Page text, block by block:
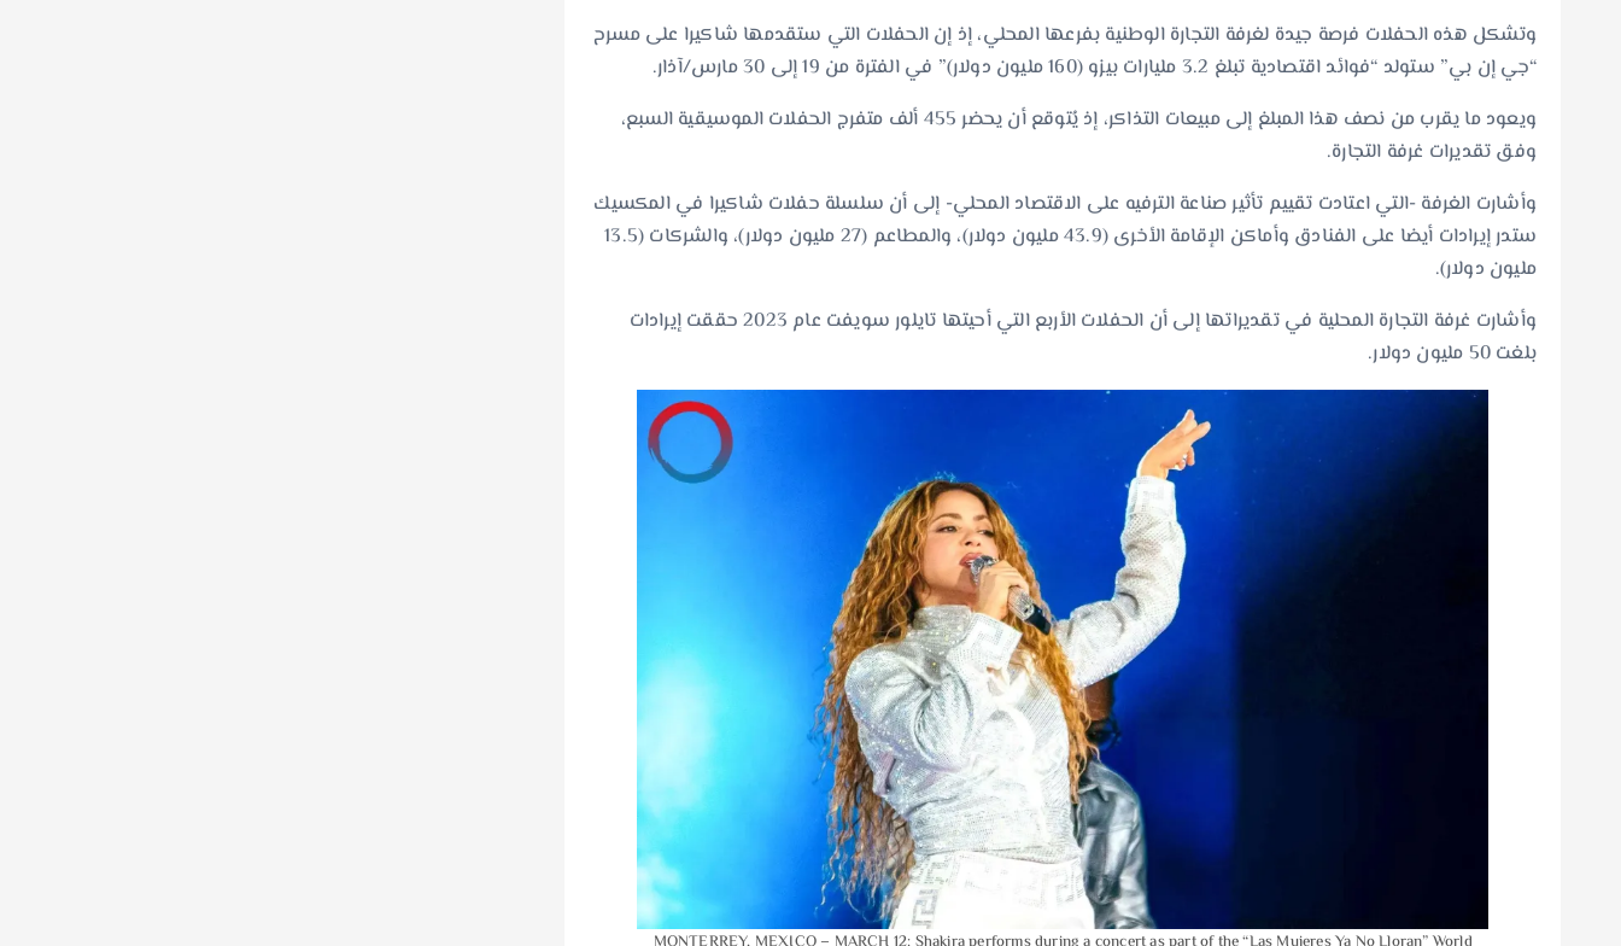
وتشكل هذه الحفلات فرصة جيدة لغرفة التجارة الوطنية بفرعها المحلي، إذ إن الحفلات التي ستقدمها شاكيرا على مسرح
“جي إن بي” ستولد “فوائد اقتصادية تبلغ 3.2 مليارات بيزو (160 مليون دولار)” في الفترة من 19 إلى 30 مارس/آذار.
ويعود ما يقرب من نصف هذا المبلغ إلى مبيعات التذاكر، إذ يُتوقع أن يحضر 455 ألف متفرج الحفلات الموسيقية السبع،
وفق تقديرات غرفة التجارة.
وأشارت الغرفة -التي اعتادت تقييم تأثير صناعة الترفيه على الاقتصاد المحلي- إلى أن سلسلة حفلات شاكيرا في المكسيك
ستدر إيرادات أيضا على الفنادق وأماكن الإقامة الأخرى (43.9 مليون دولار)، والمطاعم (27 مليون دولار)، والشركات (13.5
مليون دولار).
وأشارت غرفة التجارة المحلية في تقديراتها إلى أن الحفلات الأربع التي أحيتها تايلور سويفت عام 2023 حققت إيرادات
بلغت 50 مليون دولار.